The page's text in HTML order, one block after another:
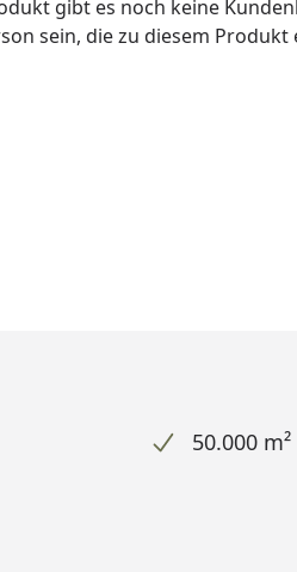
gibt es noch keine
sein, die zu diesem
50.000